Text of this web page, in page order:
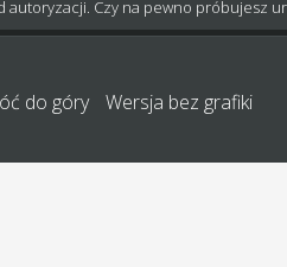
autoryzacji. Czy na pewno próbujesz
do góry Wersja bez grafiki